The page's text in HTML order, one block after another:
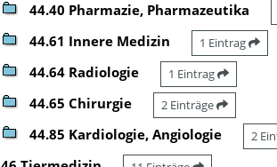
44.40 Pharmazie, Pharmazeutika
44.61 Innere Medizin 1 Eintrag
44.64 Radiologie 1 Eintrag
44.65 Chirurgie 2 Einträge
44.85 Kardiologie, Angiologie 2